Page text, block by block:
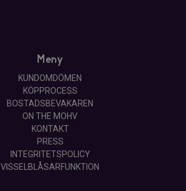
Meny
KUNDOMDÖMEN
KÖPPROCESS
BOSTADSBEVAKAREN
ON THE MOHV
KONTAKT
PRESS
INTEGRITETSPOLICY
VISSELBLÅSARFUNKTION